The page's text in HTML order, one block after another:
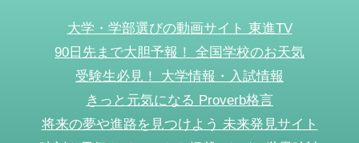
大学・学部選びの動画サイト 東進TV
90日先まで大胆予報！ 全国学校のお天気
受験生必見！ 大学情報・入試情報
きっと元気になる Proverb格言
将来の夢や進路を見つけよう 未来発見サイト